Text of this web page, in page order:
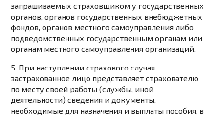
запрашиваемых страховщиком у государственных
органов, органов государственных внебюджетных
фондов, органов местного самоуправления либо
подведомственных государственным органам или
органам местного самоуправления организаций.
5. При наступлении страхового случая
застрахованное лицо представляет страхователю
по месту своей работы (службы, иной
деятельности) сведения и документы,
необходимые для назначения и выплаты пособия, в